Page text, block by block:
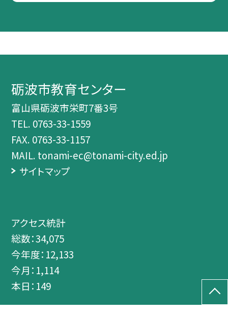
砺波市教育センター
富山県砺波市栄町7番3号
TEL. 0763-33-1559
FAX. 0763-33-1157
MAIL. tonami-ec@tonami-city.ed.jp
サイトマップ
アクセス統計
総数：34,075
今年度： 12,133
今月： 1,114
本日： 149